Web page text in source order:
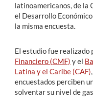
latinoamericanos, de la
el Desarrollo
la misma encuesta.
El estudio fue realizado
Financiero (CMF) y el
Latina y el Caribe (CAF)
encuestados perciben
solventar su nivel de